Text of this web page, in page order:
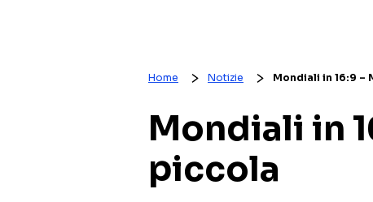
Home Notizie Mondiali in 16:9 –
Mondiali in
piccola